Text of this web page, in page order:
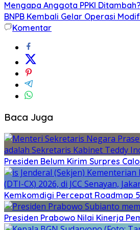
Mengapa Anggota PPKI
BNPB Kembali Gelar Operasi
Komentar
Baca Juga
Presiden Belum Kirim Surpres
Kemkomdigi Percepat Roadmap
Presiden Prabowo Nilai Kinerja